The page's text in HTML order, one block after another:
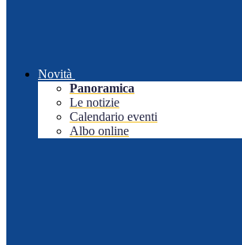
Novità
Panoramica
Le notizie
Calendario eventi
Albo online